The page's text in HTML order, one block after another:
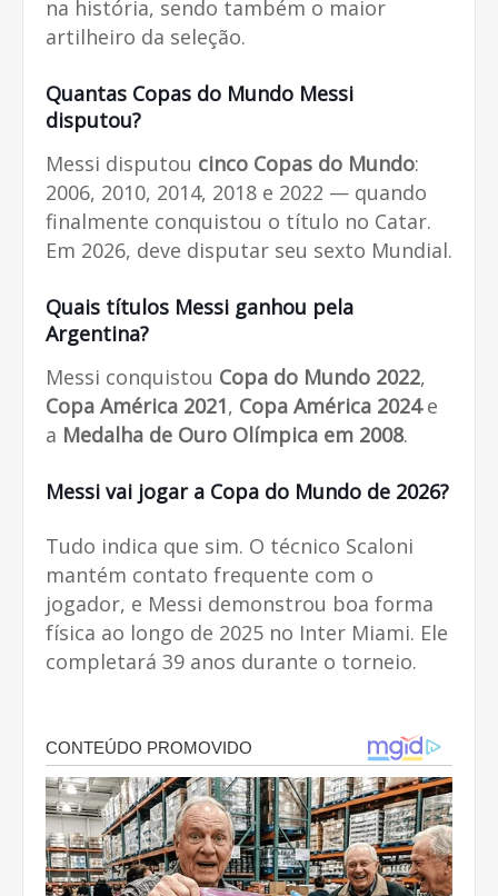
na história, sendo também o maior
artilheiro da seleção.
Quantas Copas do Mundo Messi
disputou?
Messi disputou cinco Copas do Mundo:
2006, 2010, 2014, 2018 e 2022 — quando
finalmente conquistou o título no Catar.
Em 2026, deve disputar seu sexto Mundial.
Quais títulos Messi ganhou pela
Argentina?
Messi conquistou Copa do Mundo 2022,
Copa América 2021, Copa América 2024e
a Medalha de Ouro Olímpica em 2008.
Messi vai jogar a Copa do Mundo de 2026?
Tudo indica que sim. O técnico Scaloni
mantém contato frequente com o
jogador, e Messi demonstrou boa forma
física ao longo de 2025 no Inter Miami. Ele
completará 39 anos durante o torneio.